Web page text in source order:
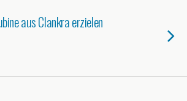
aus Clankra erzielen